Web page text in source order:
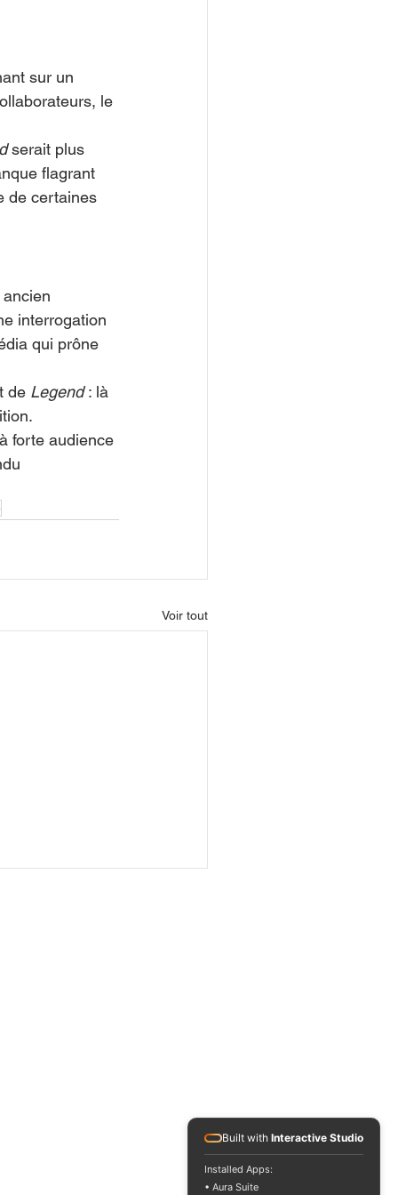
sur un
le
serait plus
flagrant
de certaines
interrogation
qui prône
de Legend : là
forte audience
Voir tout
Built with Interactive Studio
Installed Apps:
• Aura Suite